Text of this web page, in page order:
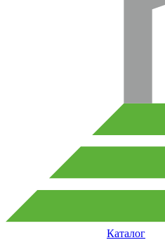
Каталог